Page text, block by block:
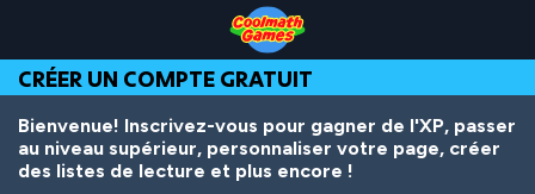
Top
of
Page
Navigation
Main
Content
Footer
contenu
principal
CRÉER UN COMPTE GRATUIT
Bienvenue! Inscrivez-vous pour gagner de l'XP, passer
au niveau supérieur, personnaliser votre page, créer
des listes de lecture et plus encore !